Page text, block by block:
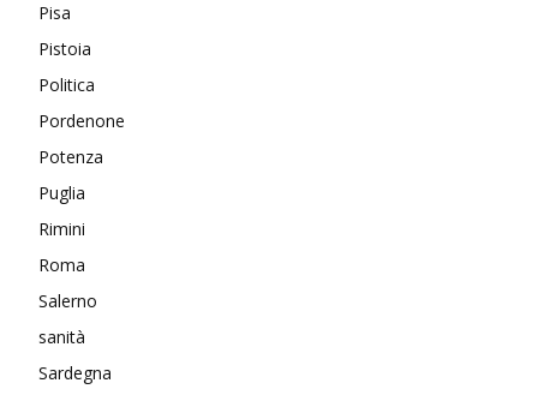
Pisa
Pistoia
Politica
Pordenone
Potenza
Puglia
Rimini
Roma
Salerno
sanità
Sardegna